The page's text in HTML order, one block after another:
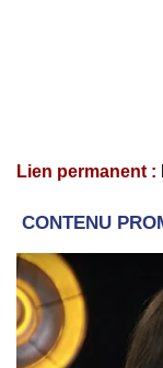
Lien permanent :